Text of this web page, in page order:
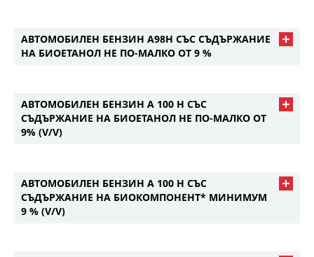
АВТОМОБИЛЕН БЕНЗИН А98Н СЪС СЪДЪРЖАНИЕ
НА БИОЕТАНОЛ НЕ ПО-МАЛКО ОТ 9 %
АВТОМОБИЛЕН БЕНЗИН А 100 Н СЪС
СЪДЪРЖАНИЕ НА БИОЕТАНОЛ НЕ ПО-МАЛКО ОТ
9% (V/V)
АВТОМОБИЛЕН БЕНЗИН А 100 Н СЪС
СЪДЪРЖАНИЕ НА БИОКОМПОНЕНТ* МИНИМУМ
9 % (V/V)